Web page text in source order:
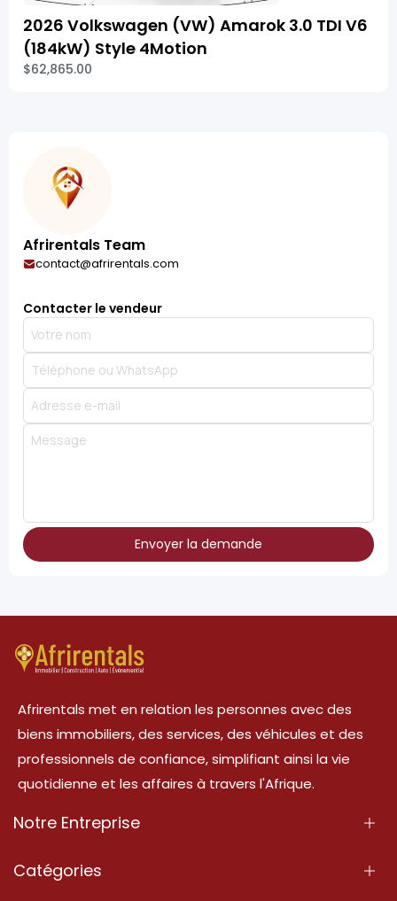
2026 Volkswagen (VW) Amarok 3.0 TDI V6
(184kW) Style 4Motion
$62,865.00
Afrirentals Team
contact@afrirentals.com
Contacter le vendeur
Envoyer la demande
Afrirentals met en relation les personnes avec des
biens immobiliers, des services, des véhicules et des
professionnels de confiance, simplifiant ainsi la vie
quotidienne et les affaires à travers l'Afrique.
Notre Entreprise
À Propos
Catégories